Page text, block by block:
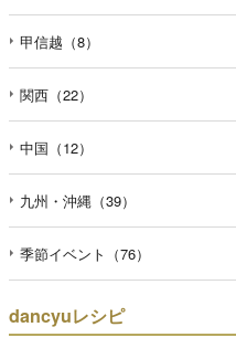
甲信越（8）
関西（22）
中国（12）
九州・沖縄（39）
季節イベント（76）
dancyuレシピ